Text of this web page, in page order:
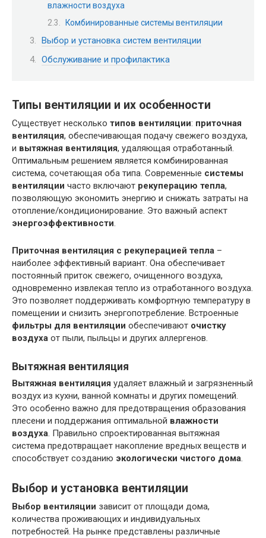
влажности воздуха
Комбинированные системы вентиляции
Выбор и установка систем вентиляции
Обслуживание и профилактика
Типы вентиляции и их особенности
Существует несколько типов вентиляции: приточная
вентиляция, обеспечивающая подачу свежего воздуха,
и вытяжная вентиляция, удаляющая отработанный.
Оптимальным решением является комбинированная
система, сочетающая оба типа. Современные системы
вентиляции часто включают рекуперацию тепла,
позволяющую экономить энергию и снижать затраты на
отопление/кондиционирование. Это важный аспект
энергоэффективности.
Приточная вентиляция с рекуперацией тепла –
наиболее эффективный вариант. Она обеспечивает
постоянный приток свежего, очищенного воздуха,
одновременно извлекая тепло из отработанного воздуха.
Это позволяет поддерживать комфортную температуру в
помещении и снизить энергопотребление. Встроенные
фильтры для вентиляции обеспечивают очистку
воздуха от пыли, пыльцы и других аллергенов.
Вытяжная вентиляция
Вытяжная вентиляция удаляет влажный и загрязненный
воздух из кухни, ванной комнаты и других помещений.
Это особенно важно для предотвращения образования
плесени и поддержания оптимальной влажности
воздуха. Правильно спроектированная вытяжная
система предотвращает накопление вредных веществ и
способствует созданию экологически чистого дома.
Выбор и установка вентиляции
Выбор вентиляции зависит от площади дома,
количества проживающих и индивидуальных
потребностей. На рынке представлены различные